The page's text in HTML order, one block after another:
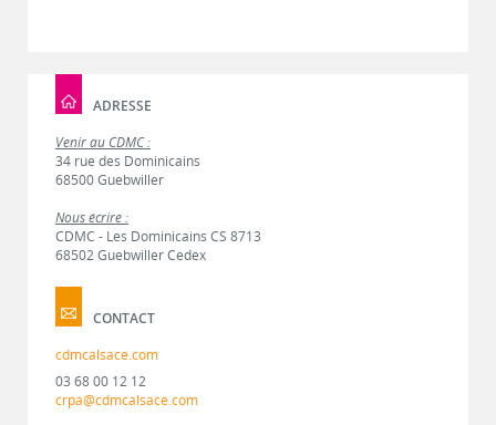
ADRESSE
Venir au CDMC :
34 rue des Dominicains
68500 Guebwiller
Nous écrire :
CDMC - Les Dominicains CS 8713
68502 Guebwiller Cedex
CONTACT
cdmcalsace.com
03 68 00 12 12
crpa@cdmcalsace.com